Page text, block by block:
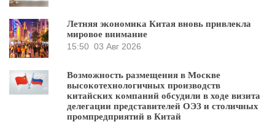
Летняя экономика Китая вновь привлекла
мировое внимание
15:50 03 Авг 2026
Возможность размещения в Москве
высокотехнологичных производств
китайских компаний обсудили в ходе визита
делегации представителей ОЭЗ и столичных
промпредприятий в Китай